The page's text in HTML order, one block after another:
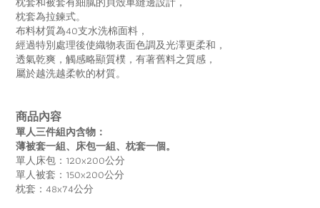
枕套為拉鍊式。
布料材質為40支水洗棉面料，
經過特別處理後使織物表面色調及光澤更柔和，
透氣乾爽，觸感略顯質樸，有著舊料之質感，
屬於越洗越柔軟的材質。
商品內容
單人三件組內含物：
薄被套一組、床包一組、枕套一個。
單人床包：120x200公分
單人被套：150x200公分
枕套：48x74公分